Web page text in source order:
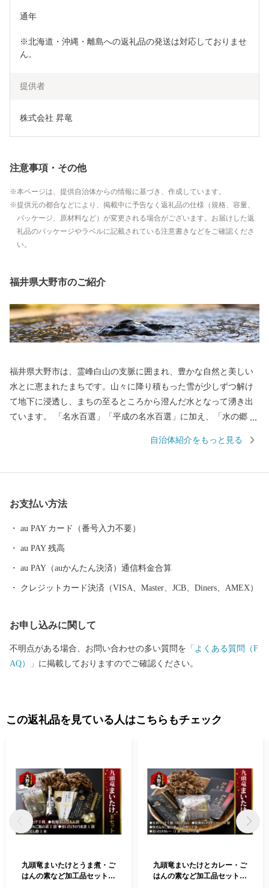
通年
※北海道・沖縄・離島への返礼品の発送は対応しておりませ
ん。
提供者
株式会社 昇竜
注意事項・その他
本ページは、提供自治体からの情報に基づき、作成しています。
提供元の都合などにより、掲載中に予告なく返礼品の仕様（規格、容量、
パッケージ、原材料など）が変更される場合がございます。お届けした返
礼品のパッケージやラベルに記載されている注意書きなどをご確認くださ
い。
福井県大野市のご紹介
福井県大野市は、霊峰白山の支脈に囲まれ、豊かな自然と美しい
水とに恵まれたまちです。山々に降り積もった雪が少しずつ解け
て地下に浸透し、まちの至るところから澄んだ水となって湧き出
ています。 「名水百選」「平成の名水百選」に加え、「水の郷百
日本三大「天空の城」として全国的に有名になっています。城の
「ひかりかがやき、たくましく、心ふれあうまち」の実現を目指
自治体紹介をもっと見る
お支払い方法
au PAY カード（番号入力不要）
au PAY 残高
au PAY（auかんたん決済）通信料金合算
クレジットカード決済（VISA、Master、JCB、Diners、AMEX）
お申し込みに関して
不明点がある場合、お問い合わせの多い質問を 「よくある質問（F
AQ）」 に掲載しておりますのでご確認ください。
この返礼品を見ている人はこちらもチェック
九頭竜まいたけとうま煮・ご
はんの素など加工品セット(B
九頭竜まいたけとカレー・ご
はんの素など加工品セット(C